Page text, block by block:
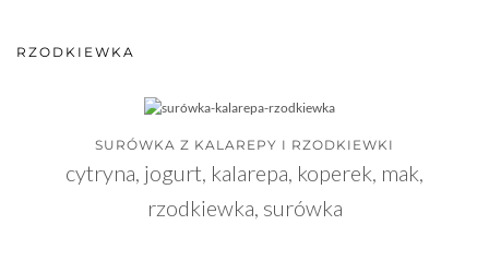
RZODKIEWKA
SURÓWKA Z KALAREPY I RZODKIEWKI
cytryna, jogurt, kalarepa, koperek, mak,
rzodkiewka, surówka